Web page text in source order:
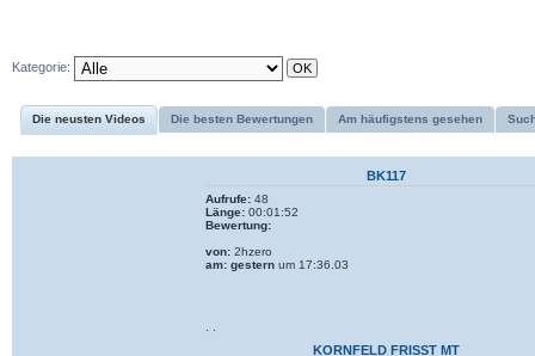
Kategorie:
Die neusten Videos Die besten Bewertungen Am häufigstens gesehen
BK117
Aufrufe:48
Länge:00:01:52
Bewertung:
von:2hzero
am: gesternum 17:36.03
· ·
KORNFELD FRISST MT